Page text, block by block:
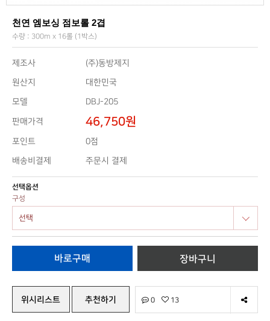
천연 엠보싱 점보롤 2겹
수량 : 300m x 16롤 (1박스)
제조사 (주)동방제지
원산지 대한민국
모델 DBJ-205
판매가격 46,750원
포인트 0점
배송비결제 주문시 결제
선택옵션
구성
위시리스트 추천하기 0 13